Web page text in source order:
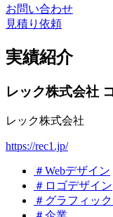
お問い合わせ
見積り依頼
実績紹介
レック株式会社
レック株式会社
https://rec1.jp/
＃Webデザイン
＃ロゴデザイン
＃グラフィッ